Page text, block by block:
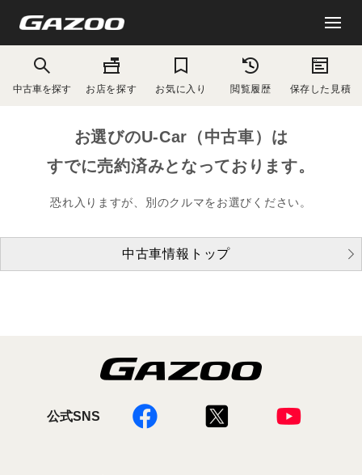
中古車を探す お店を探す お気に入り 閲覧履歴 保存した見積
お選びのU-Car（中古車）は
すでに売約済みとなっております。
恐れ入りますが、別のクルマをお選びください。
中古車情報トップ
公式SNS